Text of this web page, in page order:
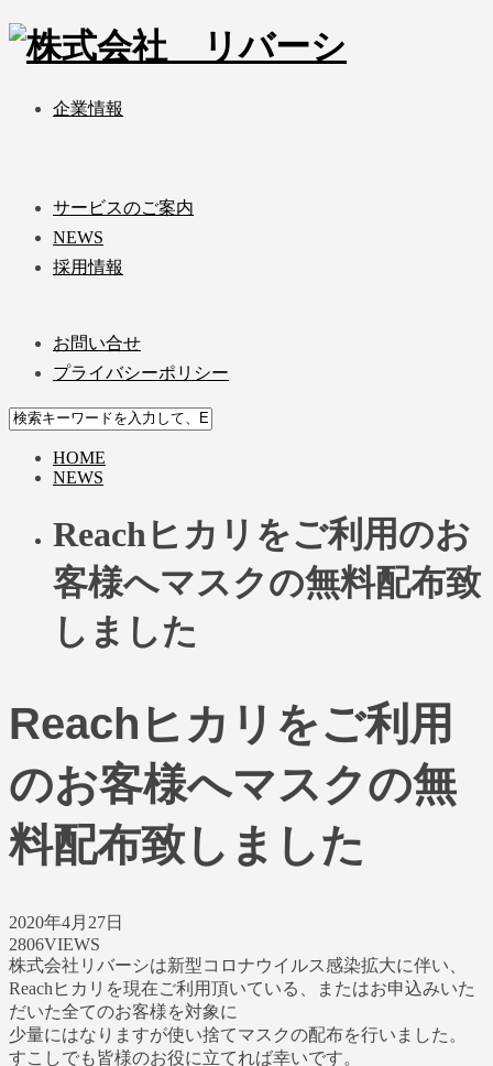
企業情報
サービスのご案内
NEWS
採用情報
お問い合せ
プライバシーポリシー
HOME
NEWS
Reachヒカリをご利用のお
客様へマスクの無料配布致
しました
Reachヒカリをご利用
のお客様へマスクの無
料配布致しました
2020年4月27日
2806VIEWS
株式会社リバーシは新型コロナウイルス感染拡大に伴い、
Reachヒカリを現在ご利用頂いている、またはお申込みいた
だいた全てのお客様を対象に
少量にはなりますが使い捨てマスクの配布を行いました。
すこしでも皆様のお役に立てれば幸いです。